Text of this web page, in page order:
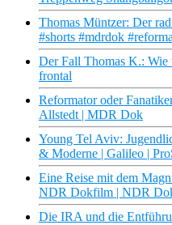
Thomas Müntzer: Der
#shorts #mdrdok
Der Fall Thomas K.:
frontal
Reformator oder
Allstedt | MDR Dok
Young Tel Aviv:
& Moderne | Galileo |
Eine Reise mit dem
NDR Dokfilm | NDR
Die IRA und die